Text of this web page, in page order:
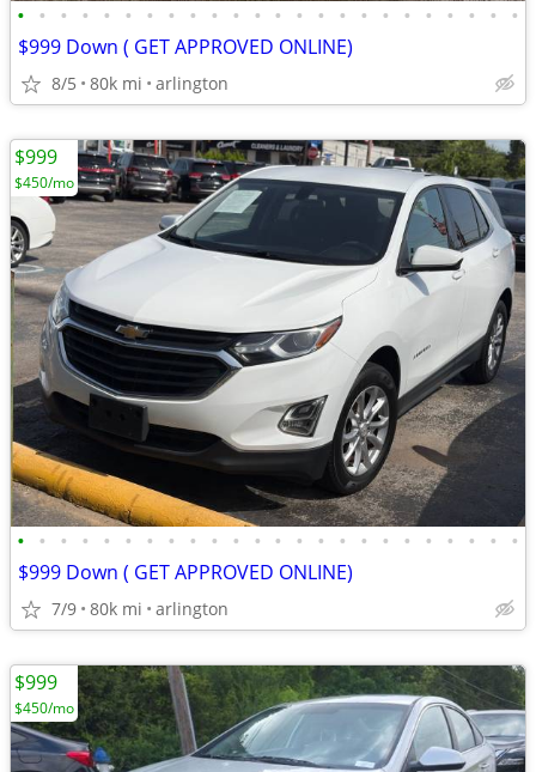
• • • • • • • • • • • • • • • • • • • • • • • •
$999 Down ( GET APPROVED ONLINE)
8/5 80k mi arlington
• • • • • • • • • • • • • • • • • • • • • • • •
$999 Down ( GET APPROVED ONLINE)
7/9 80k mi arlington
$999
$450/mo
$999
$450/mo